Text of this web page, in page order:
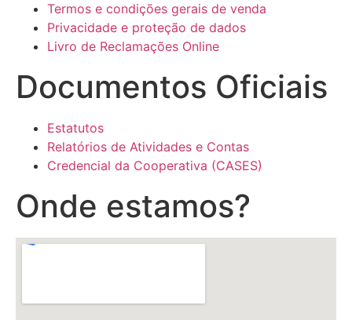
Termos e condições gerais de venda
Privacidade e proteção de dados
Livro de Reclamações Online
Documentos Oficiais
Estatutos
Relatórios de Atividades e Contas
Credencial da Cooperativa (CASES)
Onde estamos?